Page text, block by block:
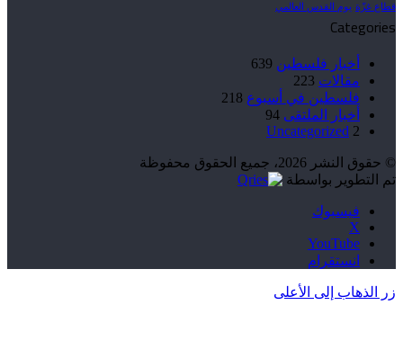
قطاع غزّة يوم القدس العالمي
Categories
أخبار فلسطين 639
مقالات 223
فلسطين في أسبوع 218
أخبار الملتقى 94
Uncategorized 2
© حقوق النشر 2026، جميع الحقوق محفوظة
تم التطوير بواسطة
فيسبوك
‫X
‫YouTube
انستقرام
زر الذهاب إلى الأعلى